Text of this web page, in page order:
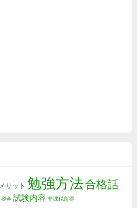
メリット 勉強方法合格話
税金 試験内容 非課税所得